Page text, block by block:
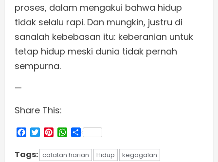
proses, dalam mengakui bahwa hidup
tidak selalu rapi. Dan mungkin, justru di
sanalah kebebasan itu: keberanian untuk
tetap hidup meski dunia tidak pernah
sempurna.
—
Share This:
Facebook
TwitterPinterestWhatsApp
Share
Tags: catatan harian Hidup kegagalan